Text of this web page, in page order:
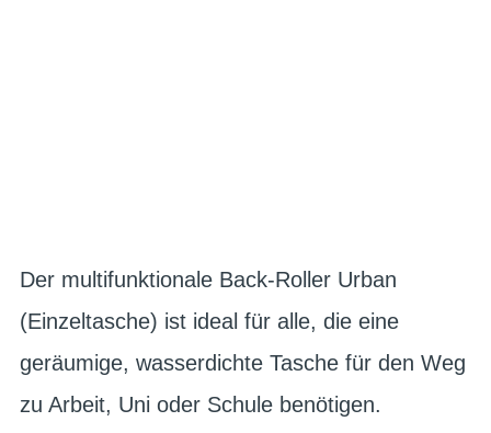
Der multifunktionale Back-Roller Urban
(Einzeltasche) ist ideal für alle, die eine
geräumige, wasserdichte Tasche für den Weg
zu Arbeit, Uni oder Schule benötigen.